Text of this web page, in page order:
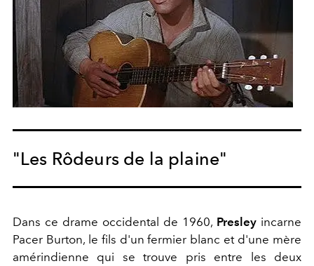
"Les Rôdeurs de la plaine"
Dans ce drame occidental de 1960, Presley incarne
Pacer Burton, le fils d'un fermier blanc et d'une mère
amérindienne qui se trouve pris entre les deux